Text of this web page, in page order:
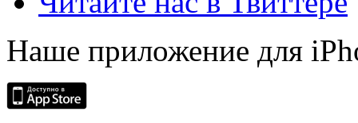
Наше приложение для